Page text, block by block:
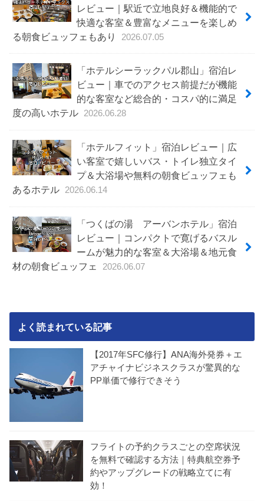
レビュー｜駅近で立地良好＆機能的で
快適な客室＆豊富なメニューを楽しめ
る朝食ビュッフェもあり
2026.07.05
「ホテルシーラックパル郡山」宿泊レ
ビュー｜車でのアクセス前提だが機能
的な客室など総合的・コスパ的に満足
度の高いホテル
2026.06.28
「ホテルフィット」宿泊レビュー｜広
い客室で嬉しいバス・トイレ独立タイ
プ＆大浴場や無料の朝食ビュッフェも
あるホテル
2026.06.14
「つくばの湯 アーバンホテル」宿泊
レビュー｜コンパクトで寛げるバスル
ームが魅力的な客室＆大浴場＆地元食
材の朝食ビュッフェ
2026.06.07
よく読まれている記事
【2017年SFC修行】ANA海外発券＋エ
アチャイナビジネスクラスが驚異的な
PP単価で修行できそう
フライトの予約クラスごとの空席状況
を無料で確認する方法｜特典航空券予
約やアップグレードの戦略立てに有
効！